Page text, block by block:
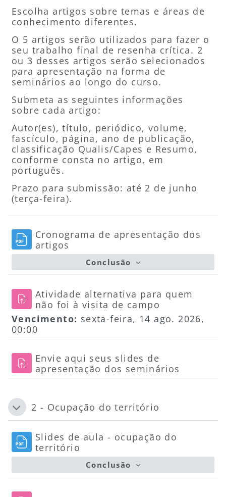
Escolha artigos sobre temas e áreas de
conhecimento diferentes.
O 5 artigos serão utilizados para fazer o
seu trabalho final de resenha crítica. 2
ou 3 desses artigos serão selecionados
para apresentação na forma de
seminários ao longo do curso.
Submeta as seguintes informações
sobre cada artigo:
Autor(es), título, periódico, volume,
fascículo, página, ano de publicação,
classificação Qualis/Capes e Resumo,
conforme consta no artigo, em
português.
Prazo para submissão: até 2 de junho
(terça-feira).
Cronograma de apresentação dos
artigos
Conclusão
Atividade alternativa para quem
não foi à visita de campo
Vencimento: sexta-feira, 14 ago. 2026,
00:00
Envie aqui seus slides de
apresentação dos seminários
Contrair2 - Ocupação do território
Slides de aula - ocupação do
território
Conclusão